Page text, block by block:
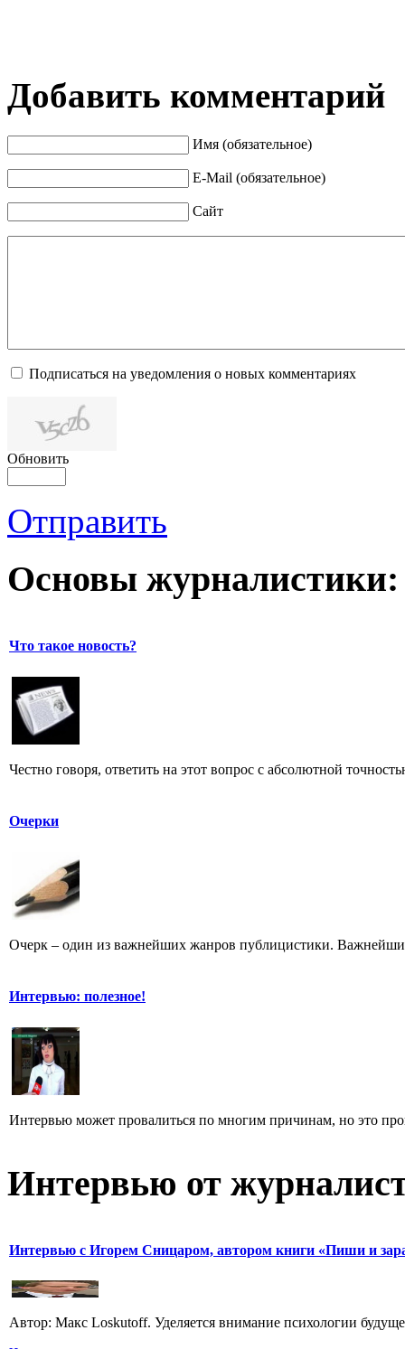
Добавить комментарий
Имя (обязательное)
E-Mail (обязательное)
Сайт
Подписаться на уведомления о новых комментариях
Обновить
Отправить
Основы журналистики:
Что такое новость?
Честно говоря, ответить на этот вопрос с абсолютной
Очерки
Очерк – один из важнейших жанров публицистики. Важнейших
Интервью: полезное!
Интервью может провалиться по многим причинам, но это
Интервью от
Интервью с Игорем Сницаром, автором книги «Пиши и
Автор: Макс Loskutoff. Уделяется внимание психологии